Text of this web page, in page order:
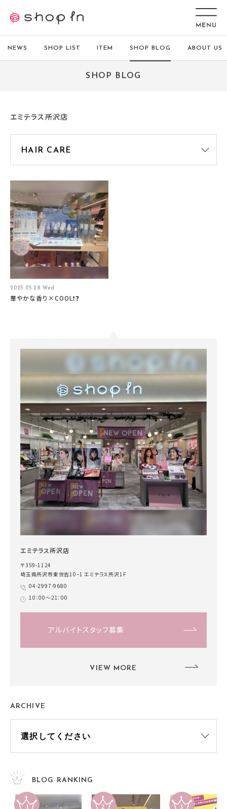
NEWS SHOP LIST ITEM SHOP BLOG ABOUT US
SHOP BLOG
エミテラス所沢店
2025.05.28 Wed
華やかな香り×COOL❗❓
エミテラス所沢店
〒359-1124
埼玉県所沢市東住吉10ｰ1 エミテラス所沢1F
04-2997-9680
10：00～21：00
アルバイトスタッフ募集
VIEW MORE
ARCHIVE
BLOG RANKING